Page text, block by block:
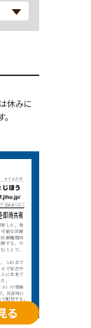
休みに
る